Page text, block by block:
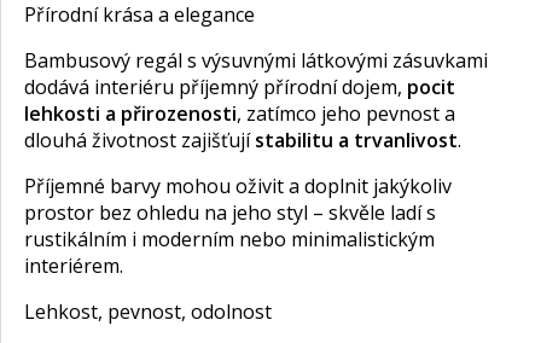
Přírodní krása a elegance
Bambusový regál s výsuvnými látkovými zásuvkami
dodává interiéru příjemný přírodní dojem, pocit
lehkosti a přirozenosti, zatímco jeho pevnost a
dlouhá životnost zajišťujístabilitu a trvanlivost.
Příjemné barvy mohou oživit a doplnit jakýkoliv
prostor bez ohledu na jeho styl – skvěle ladí s
rustikálním i moderním nebo minimalistickým
interiérem.
Lehkost, pevnost, odolnost